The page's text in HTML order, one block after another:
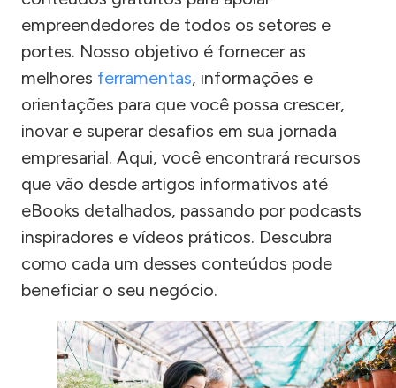
empreendedores de todos os setores e
portes. Nosso objetivo é fornecer as
melhores ferramentas, informações e
orientações para que você possa crescer,
inovar e superar desafios em sua jornada
empresarial. Aqui, você encontrará recursos
que vão desde artigos informativos até
eBooks detalhados, passando por podcasts
inspiradores e vídeos práticos. Descubra
como cada um desses conteúdos pode
beneficiar o seu negócio.